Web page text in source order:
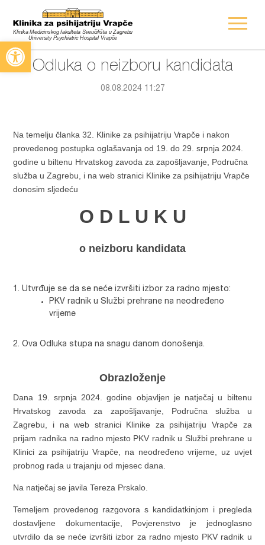
Open toolbar
Odluka o neizboru kandidata
08.08.2024 11:27
Na temelju članka 32. Klinike za psihijatriju Vrapče i nakon
provedenog postupka oglašavanja od 19. do 29. srpnja 2024.
godine u biltenu Hrvatskog zavoda za zapošljavanje, Područna
služba u Zagrebu, i na web stranici Klinike za psihijatriju Vrapče
donosim sljedeću
O D L U K U
o neizboru kandidata
Utvrđuje se da se neće izvršiti izbor za radno mjesto:
PKV radnik u Službi prehrane na neodređeno
vrijeme
Ova Odluka stupa na snagu danom donošenja.
Obrazloženje
Dana 19. srpnja 2024. godine objavljen je natječaj u biltenu
Hrvatskog zavoda za zapošljavanje, Područna služba u
Zagrebu, i na web stranici Klinike za psihijatriju Vrapče za
prijam radnika na radno mjesto PKV radnik u Službi prehrane u
Klinici za psihijatriju Vrapče, na neodređeno vrijeme, uz uvjet
probnog rada u trajanju od mjesec dana.
Na natječaj se javila Tereza Prskalo.
Temeljem provedenog razgovora s kandidatkinjom i pregleda
dostavljene dokumentacije, Povjerenstvo je jednoglasno
utvrdilo da se neće izvršiti izbor za radno mjesto PKV radnik u